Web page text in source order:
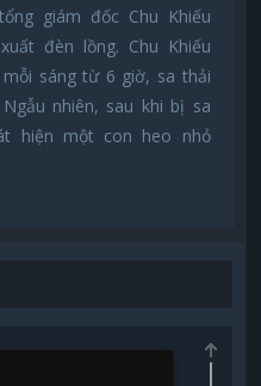
giám đốc Chu Khiếu
đèn lồng. Chu Khiếu
sáng từ 6 giờ, sa thải
nhiên, sau khi bị sa
hiện một con heo nhỏ